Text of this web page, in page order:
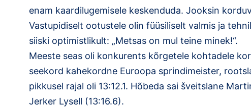
enam kaardilugemisele keskenduda. Jooksin
Vastupidiselt ootustele olin füüsiliselt valmis ja
siiski optimistlikult: „Metsas on mul teine minek!“.
Meeste seas oli konkurents kõrgetele kohtadele
seekord kahekordne Euroopa sprindimeister,
pikkusel rajal oli 13:12.1. Hõbeda sai šveitslane
Jerker Lysell (13:16.6).